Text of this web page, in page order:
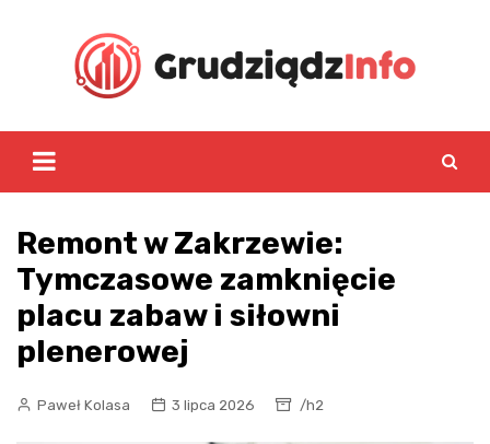
Remont w Zakrzewie:
Tymczasowe zamknięcie
placu zabaw i siłowni
plenerowej
Paweł Kolasa 3 lipca 2026 /h2